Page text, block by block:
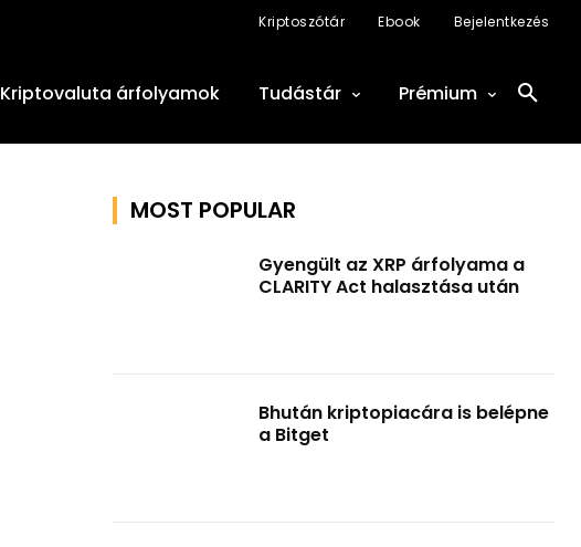
Kriptoszótár Ebook Bejelentkezés
Kriptovaluta árfolyamok Tudástár Prémium
MOST POPULAR
Gyengült az XRP árfolyama a
CLARITY Act halasztása után
Bhután kriptopiacára is belépne
a Bitget